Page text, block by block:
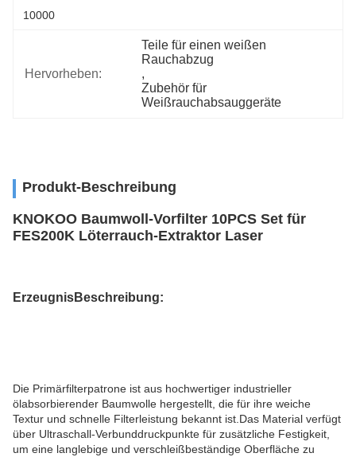
10000
Hervorheben:
Teile für einen weißen
Rauchabzug
,
Zubehör für
Weißrauchabsauggeräte
Produkt-Beschreibung
KNOKOO Baumwoll-Vorfilter 10PCS Set für
FES200K Löterrauch-Extraktor Laser
ErzeugnisBeschreibung:
Die Primärfilterpatrone ist aus hochwertiger industrieller
ölabsorbierender Baumwolle hergestellt, die für ihre weiche
Textur und schnelle Filterleistung bekannt ist.Das Material verfügt
über Ultraschall-Verbunddruckpunkte für zusätzliche Festigkeit,
um eine langlebige und verschleißbeständige Oberfläche zu